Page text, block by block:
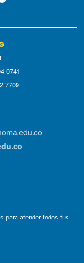
0741
7709
para atender todos tus